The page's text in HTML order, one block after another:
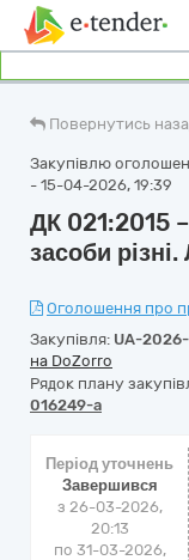
Повернутись
Закупівлю
- 15-04-2026, 19:39
ДК 021:2015
засоби
Оголошення про
Закупівля: UA-
на DoZorro
Рядок плану
016249-a
Період уточнень
Завершився
з 26-03-2026,
20:13
по 31-03-2026,